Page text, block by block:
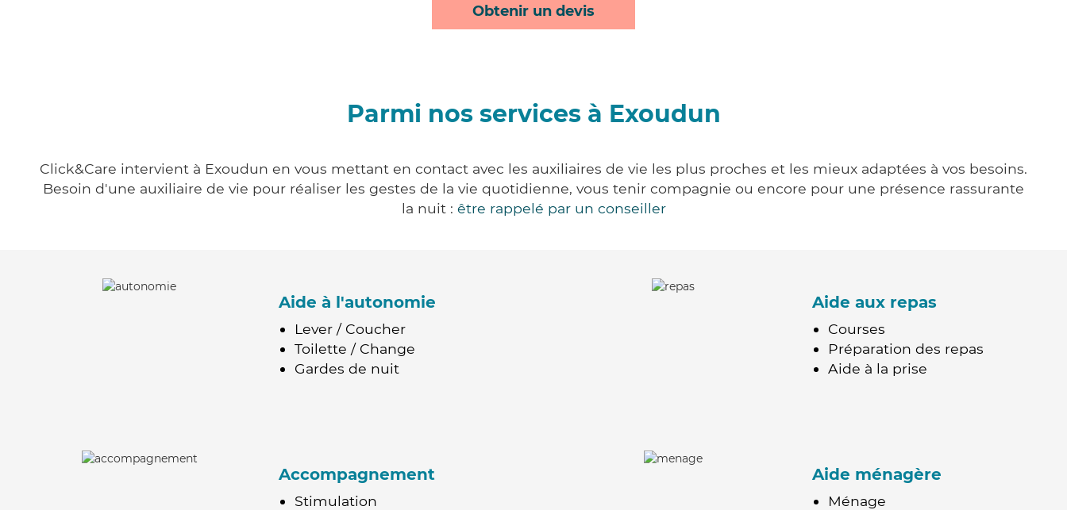
Obtenir un devis
Parmi nos services à Exoudun
Click&Care intervient à Exoudun en vous mettant en contact avec les auxiliaires de vie les plus proches et les mieux adaptées à vos besoins.
Besoin d'une auxiliaire de vie pour réaliser les gestes de la vie quotidienne, vous tenir compagnie ou encore pour une présence rassurante
la nuit : être rappelé par un conseiller
Aide à l'autonomie
Lever / Coucher
Toilette / Change
Gardes de nuit
Aide aux repas
Courses
Préparation des repas
Aide à la prise
Accompagnement
Stimulation
Aide ménagère
Ménage